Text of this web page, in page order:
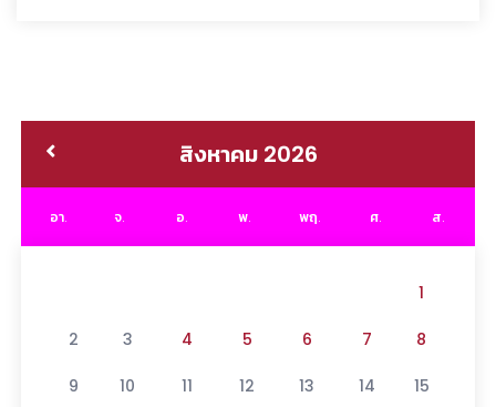
สิงหาคม 2026
อา. จ. อ. พ. พฤ. ศ. ส.
1
2 3 4 5 6 7 8
9 10 11 12 13 14 15